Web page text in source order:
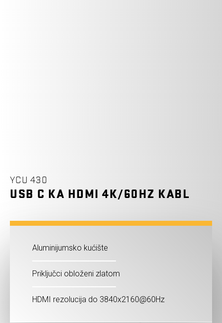
YCU 430
USB C KA HDMI 4K/60HZ KABL
Aluminijumsko kućište
Priključci obloženi zlatom
HDMI rezolucija do 3840x2160@60Hz